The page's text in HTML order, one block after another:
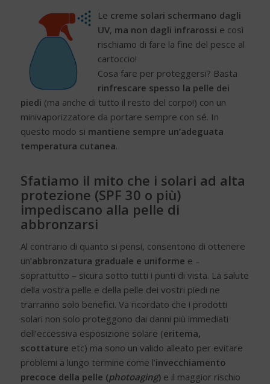
Le creme solari schermano dagli
UV, ma non dagli infrarossi e così
rischiamo di fare la fine del pesce al
cartoccio!
Cosa fare per proteggersi? Basta
rinfrescare spesso la pelle dei
piedi (ma anche di tutto il resto del corpo!) con un
minivaporizzatore da portare sempre con sé. In
questo modo si mantiene sempre un’adeguata
temperatura cutanea.
Sfatiamo il mito che i solari ad alta
protezione (SPF 30 o più)
impediscano alla pelle di
abbronzarsi
Al contrario di quanto si pensi, consentono di ottenere
un’abbronzatura graduale e uniforme e –
soprattutto – sicura sotto tutti i punti di vista. La salute
della vostra pelle e della pelle dei vostri piedi ne
trarranno solo benefici. Va ricordato che i prodotti
solari non solo proteggono dai danni più immediati
dell’eccessiva esposizione solare (eritema,
scottature etc) ma sono un valido alleato per evitare
problemi a lungo termine come l’invecchiamento
precoce della pelle (photoaging)e il maggior rischio